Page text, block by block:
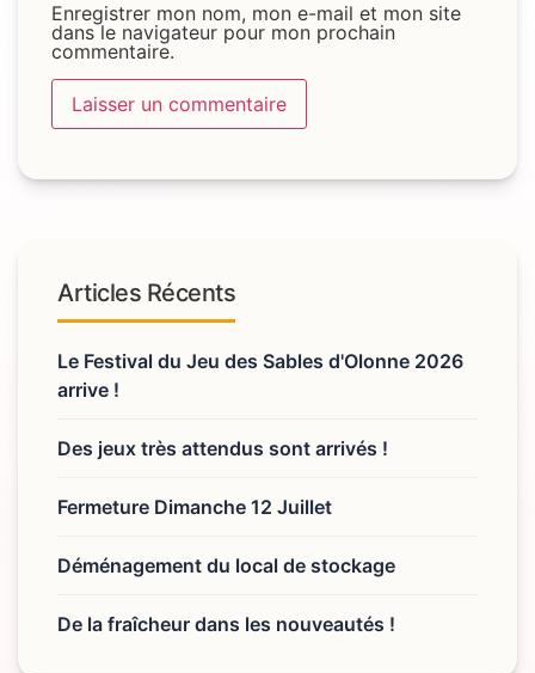
Enregistrer mon nom, mon e-mail et mon site
dans le navigateur pour mon prochain
commentaire.
Articles Récents
Le Festival du Jeu des Sables d'Olonne 2026
arrive !
Des jeux très attendus sont arrivés !
Fermeture Dimanche 12 Juillet
Déménagement du local de stockage
De la fraîcheur dans les nouveautés !